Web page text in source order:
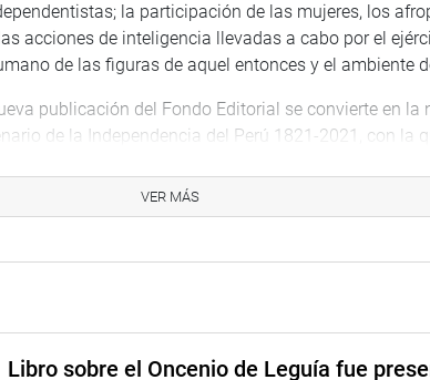
la participación de las mujeres, los
acciones de inteligencia llevadas a cabo por el
de las figuras de aquel entonces y el ambiente
publicación del Fondo Editorial se convierte en la
de la Independencia del Perú 1821-2021, con la
a las 2:00 de la tarde.
VER MÁS
Libro sobre el Oncenio de Leguía fue